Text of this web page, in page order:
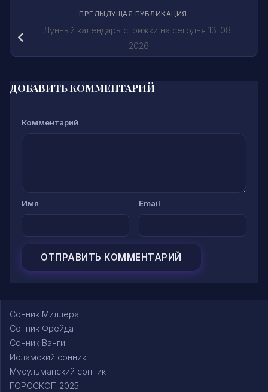
ПРЕДЫДУЩАЯ ПУБЛИКАЦИЯ
Лунный календарь стрижки на сегодня 13-08-
2026
ДОБАВИТЬ КОММЕНТАРИЙ
Комментарий
Имя Email
Сонник Миллера
Сонник Фрейда
Сонник Ванги
Исламский сонник
Мусульманский сонник
ГОРОСКОП 2025